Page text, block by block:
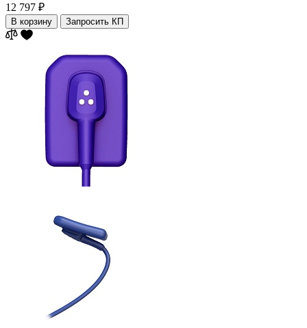
12 797 ₽
В корзину Запросить КП